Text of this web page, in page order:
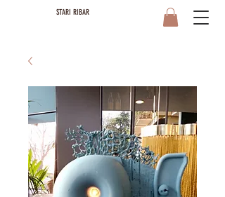
STARI RIBAR